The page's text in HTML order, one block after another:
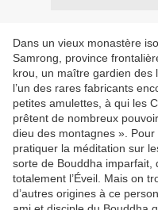
Dans un vieux monastère
Samrong, province
krou, un maître gardien des
l’un des rares fabricants
petites amulettes, à qui les
prêtent de nombreux
dieu des montagnes ».
pratiquer la méditation sur
sorte de Bouddha imparfait,
totalement l’Éveil. Mais on
d’autres origines à ce